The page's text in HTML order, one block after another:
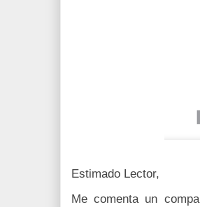
Estimado Lector,
Me comenta un